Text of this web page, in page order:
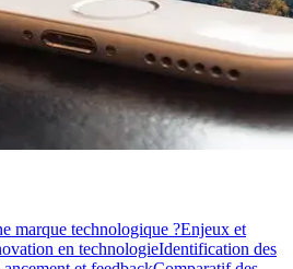
marque technologique ?Enjeux et
en technologieIdentification des